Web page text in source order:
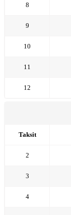
8
9
10
11
12
Taksit
2
3
4